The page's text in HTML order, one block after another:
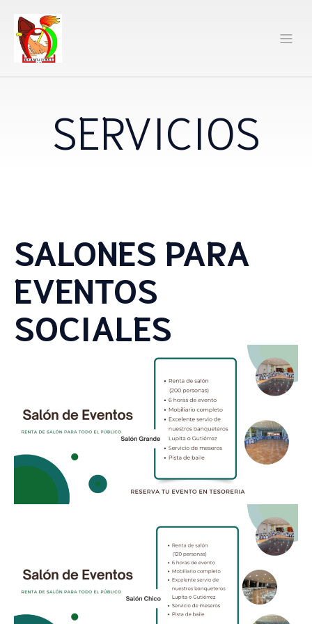
SERVICIOS
SALONES PARA
EVENTOS
SOCIALES